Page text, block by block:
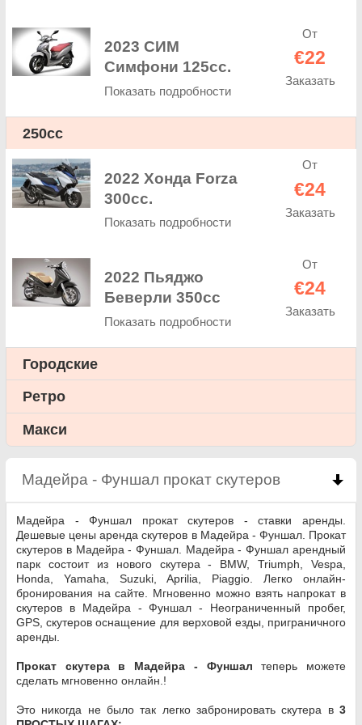
2023 СИМ
Симфони 125cc.
Показать подробности
От
€22
Заказать
250cc
2022 Хонда Forza
300cc.
Показать подробности
От
€24
Заказать
2022 Пьяджо
Беверли 350cc
Показать подробности
От
€24
Заказать
Городские
Ретро
Макси
Мадейра - Фуншал прокат скутеров click to
Мадейра - Фуншал прокат скутеров - ставки аренды.
Дешевые цены аренда скутеров в Мадейра - Фуншал. Прокат
скутеров в Мадейра - Фуншал. Мадейра - Фуншал арендный
парк состоит из нового скутера - BMW, Triumph, Vespa,
Honda, Yamaha, Suzuki, Aprilia, Piaggio. Легко онлайн-
бронирования на сайте. Мгновенно можно взять напрокат в
скутеров в Мадейра - Фуншал - Неограниченный пробег,
GPS, скутеров оснащение для верховой езды, приграничного
аренды.
Прокат скутера в Мадейра - Фуншал теперь можете
сделать мгновенно онлайн.!
Это никогда не было так легко забронировать скутера в 3